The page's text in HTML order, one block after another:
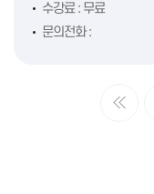
수강료 : 무료
문의전화 :